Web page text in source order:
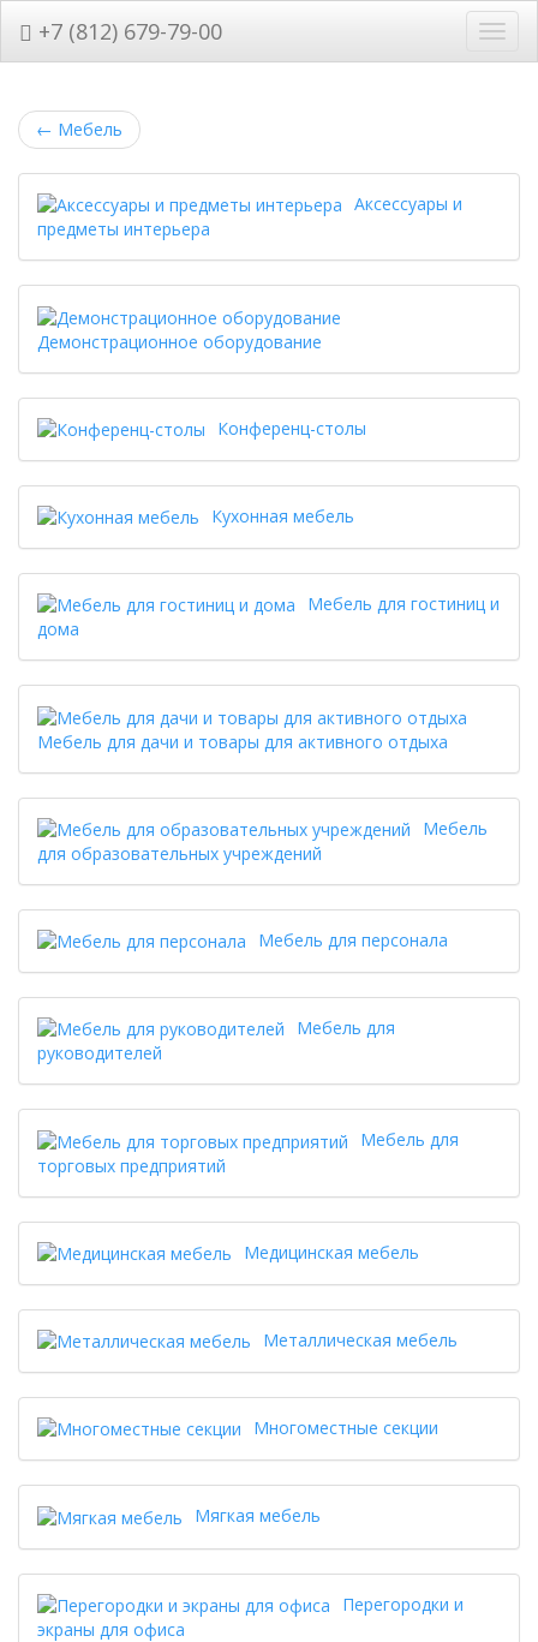
+7 (812) 679-79-00
← Мебель
Аксессуары и
предметы интерьера
Демонстрационное оборудование
Конференц-столы
Кухонная мебель
Мебель для гостиниц и
дома
Мебель для дачи и товары для активного отдыха
Мебель
для образовательных учреждений
Мебель для персонала
Мебель для
руководителей
Мебель для
торговых предприятий
Медицинская мебель
Металлическая мебель
Многоместные секции
Мягкая мебель
Перегородки и
экраны для офиса